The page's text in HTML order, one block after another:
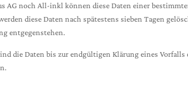
AG noch All-inkl können diese Daten einer
diese Daten nach spätestens sieben Tagen
entgegenstehen.
die Daten bis zur endgültigen Klärung eines